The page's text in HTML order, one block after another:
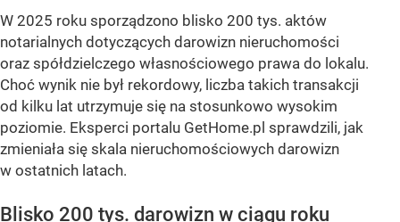
W 2025 roku sporządzono blisko 200 tys. aktów
notarialnych dotyczących darowizn nieruchomości
oraz spółdzielczego własnościowego prawa do lokalu.
Choć wynik nie był rekordowy, liczba takich transakcji
od kilku lat utrzymuje się na stosunkowo wysokim
poziomie. Eksperci portalu GetHome.pl sprawdzili, jak
zmieniała się skala nieruchomościowych darowizn
w ostatnich latach.
Blisko 200 tys. darowizn w ciągu roku